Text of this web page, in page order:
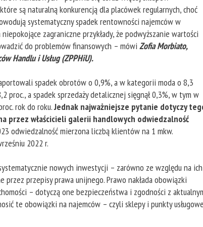
są naturalną konkurencją dla placówek regularnych, choć
systematyczny spadek rentowności najemców w
zagraniczne przykłady, że podwyższanie wartości
do problemów finansowych – mówi Zofia Morbiato,
Handlu i Usług (ZPPHiU).
spadek obrotów o 0,9%, a w kategorii moda o 8,3
proc., a spadek sprzedaży detalicznej sięgnął 0,3%, w tym w
rok do roku.Jednak najważniejsze pytanie dotyczy
przez właścicieli galerii handlowych odwiedzalność
odwiedzalność mierzona liczbą klientów na 1 mkw.
2022 r.
nowych inwestycji – zarówno ze względu na ich
przepisy prawa unijnego. Prawo nakłada obowiązki
– dotyczą one bezpieczeństwa i zgodności z
te obowiązki na najemców – czyli sklepy i punkty